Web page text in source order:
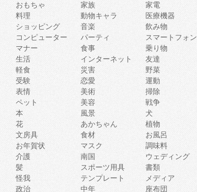
おもちゃ
家族 家電
料理
動物キャラ 医療機器
ショッピング
音楽 飲み物
コンピューター
パーティ スマートフォン
マナー
食事 乗り物
生活
インターネット 友達
軽食
災害 野菜
受験
恋愛 運動
表情
美術 掃除
ペット
美容 戦争
本
風景 犬
花
あかちゃん 植物
文房具
食材 お風呂
お年賀状
マスク 調味料
介護
南国 ウェディング
髪
スポーツ用具 書類
怪我
テンプレート メディア
政治
中年 座布団